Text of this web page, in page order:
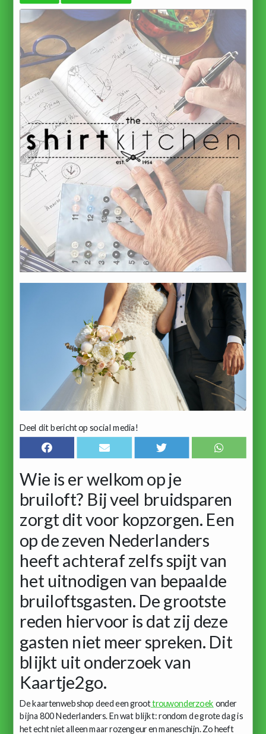
Deel dit bericht op social media!
Wie is er welkom op je
bruiloft? Bij veel bruidsparen
zorgt dit voor kopzorgen. Een
op de zeven Nederlanders
heeft achteraf zelfs spijt van
het uitnodigen van bepaalde
bruiloftsgasten. De grootste
reden hiervoor is dat zij deze
gasten niet meer spreken. Dit
blijkt uit onderzoek van
Kaartje2go.
De kaartenwebshop deed een groottrouwonderzoek onder
bijna 800 Nederlanders. En wat blijkt: rondom de grote dag is
het echt niet alleen maar rozengeur en maneschijn. Zo heeft